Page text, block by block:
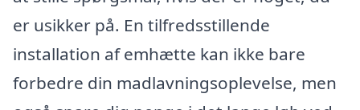
er usikker på. En tilfredsstillende
installation af emhætte kan ikke bare
forbedre din madlavningsoplevelse, men